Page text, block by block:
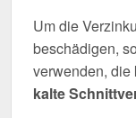
Um die
beschädigen,
verwenden, die
kalte